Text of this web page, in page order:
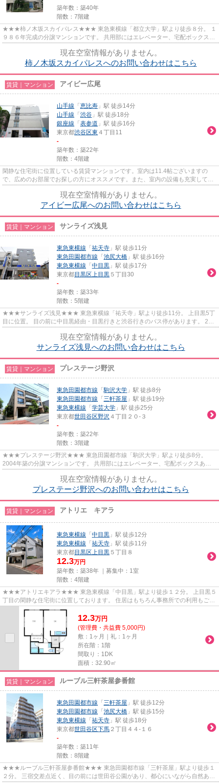
築年数：築40年
階数：7階建
★★★柿ノ木坂スカイパレス★★★ 東急東横線「都立大学」駅より徒歩８分。 １
９８６年完成の分譲マンションです。 共用部にはエレベーター、宅配ボックス完
現在空室情報がありません。
柿ノ木坂スカイパレスへのお問い合わせはこちら
賃貸｜マンション アイビー広尾
山手線 「 恵比寿 」駅 徒歩14分
山手線 「 渋谷 」駅 徒歩18分
銀座線 「 表参道 」駅 徒歩16分
東京都渋谷区東 ４丁目11
-
築年数：築22年
階数：4階建
閑静な住宅街に位置している賃貸マンションです。室内は11.4帖ございますの
で、広めのお部屋でお探しの方にオススメです。また、室内の設備も充実してお
現在空室情報がありません。
アイビー広尾へのお問い合わせはこちら
賃貸｜マンション サンライズ浅見
東急東横線 「 祐天寺 」駅 徒歩11分
東急田園都市線 「 池尻大橋 」駅 徒歩16分
東急東横線 「 中目黒 」駅 徒歩17分
東京都目黒区上目黒 ５丁目30
-
築年数：築33年
階数：5階建
★★★サンライズ浅見★★★ 東急東横線「祐天寺」駅より徒歩11分。 上目黒5丁
目に位置。 目の前に中目黒経由・目黒行きと渋谷行きのバス停があります。 24
現在空室情報がありません。
サンライズ浅見へのお問い合わせはこちら
賃貸｜マンション プレステージ野沢
東急田園都市線 「駒沢大学 」駅 徒歩8分
東急田園都市線 「 三軒茶屋 」駅 徒歩19分
東急東横線 「 学芸大学 」駅 徒歩25分
東京都世田谷区野沢 ４丁目２０-３
-
築年数：築22年
階数：3階建
★★★プレステージ野沢★★★ 東急田園都市線「駒沢大学」駅より徒歩8分。
2004年築の分譲マンションです。 共用部にはエレベーター、宅配ボックスあ
現在空室情報がありません。
プレステージ野沢へのお問い合わせはこちら
賃貸｜マンション アトリエ キアラ
東急東横線 「 中目黒 」駅 徒歩12分
東急東横線 「 祐天寺 」駅 徒歩11分
東京都目黒区上目黒 ５丁目８
12.3万円
築年数：築38年 ｜募集中： 1室
階数：4階建
★★★アトリエキアラ★★★ 東急東横線「中目黒」駅より徒歩１２分。 上目黒５
丁目の閑静な住宅街に位置しております。 住居はもちろん事務所での利用もご相
談可能です。
12.3万円
(管理費・共益費 5,000円)
敷：1ヶ月｜礼：1ヶ月
所在階：1階
間取り：1DK
面積：32.90㎡
賃貸｜マンション ルーブル三軒茶屋参番館
東急田園都市線 「 三軒茶屋 」駅 徒歩12分
東急田園都市線 「 池尻大橋 」駅 徒歩15分
東急東横線 「 祐天寺 」駅 徒歩18分
東京都世田谷区下馬 ２丁目４４-１６
-
築年数：築11年
階数：8階建
★★★ルーブル三軒茶屋参番館★★★ 東急田園都市線「三軒茶屋」駅より徒歩１
２分。 三宿交差点近く、目の前には世田谷公園があり、都心にいながら自然あふ